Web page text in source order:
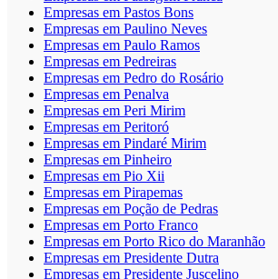
Empresas em Pastos Bons
Empresas em Paulino Neves
Empresas em Paulo Ramos
Empresas em Pedreiras
Empresas em Pedro do Rosário
Empresas em Penalva
Empresas em Peri Mirim
Empresas em Peritoró
Empresas em Pindaré Mirim
Empresas em Pinheiro
Empresas em Pio Xii
Empresas em Pirapemas
Empresas em Poção de Pedras
Empresas em Porto Franco
Empresas em Porto Rico do Maranhão
Empresas em Presidente Dutra
Empresas em Presidente Juscelino